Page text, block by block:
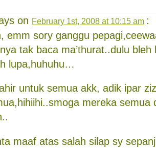
on February 1st, 2008 at 10:15 am :
emm sory ganggu
tak baca ma’thurat..dulu
lupa,huhuhu…
untuk semua akk, adik ipar
mereka semua
maaf atas salah silap sy